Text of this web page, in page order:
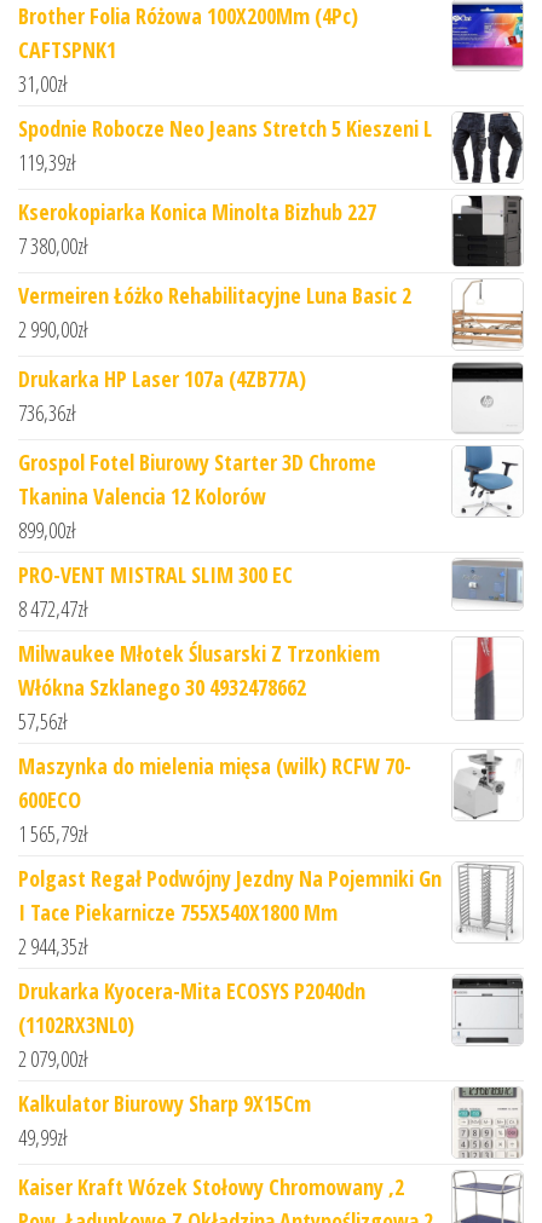
Brother Folia Różowa 100X200Mm (4Pc)
CAFTSPNK1
31,00zł
Spodnie Robocze Neo Jeans Stretch 5 Kieszeni L
119,39zł
Kserokopiarka Konica Minolta Bizhub 227
7 380,00zł
Vermeiren Łóżko Rehabilitacyjne Luna Basic 2
2 990,00zł
Drukarka HP Laser 107a (4ZB77A)
736,36zł
Grospol Fotel Biurowy Starter 3D Chrome
Tkanina Valencia 12 Kolorów
899,00zł
PRO-VENT MISTRAL SLIM 300 EC
8 472,47zł
Milwaukee Młotek Ślusarski Z Trzonkiem
Włókna Szklanego 30 4932478662
57,56zł
Maszynka do mielenia mięsa (wilk) RCFW 70-
600ECO
1 565,79zł
Polgast Regał Podwójny Jezdny Na Pojemniki Gn
I Tace Piekarnicze 755X540X1800 Mm
2 944,35zł
Drukarka Kyocera-Mita ECOSYS P2040dn
(1102RX3NL0)
2 079,00zł
Kalkulator Biurowy Sharp 9X15Cm
49,99zł
Kaiser Kraft Wózek Stołowy Chromowany ,2